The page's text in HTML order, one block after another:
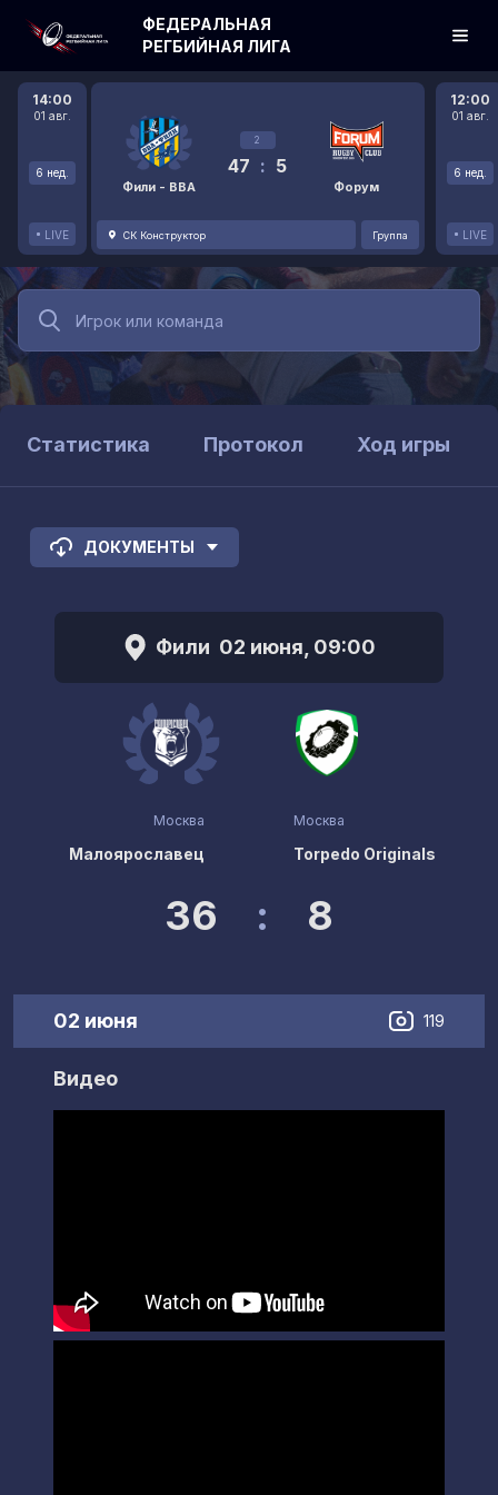
14:00
01 авг.
6 нед.
LIVE
Фили - ВВА
2
47 : 5
Форум
СК Конструктор Группа
12:00
01 авг.
6 нед.
LIVE
ФЕДЕРАЛЬНАЯ
РЕГБИЙНАЯ ЛИГА
Статистика Протокол Ход игры
ДОКУМЕНТЫ
Фили 02 июня, 09:00
Москва
Малоярославец
36 : 8
Москва
Torpedo Originals
02 июня 119
Видео